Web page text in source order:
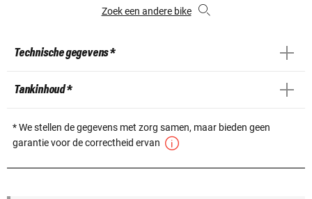
Zoek een andere bike
Technische gegevens *
Tankinhoud *
* We stellen de gegevens met zorg samen, maar bieden geen
garantie voor de correctheid ervan